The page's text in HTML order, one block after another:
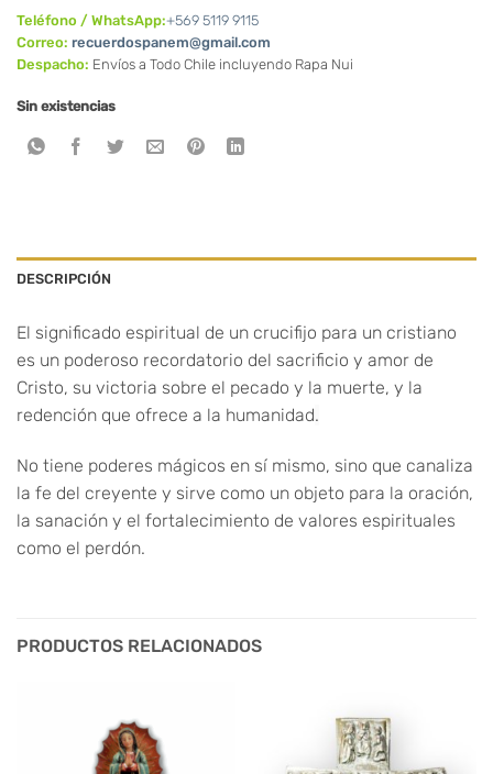
Teléfono / WhatsApp:+569 5119 9115
Correo: recuerdospanem@gmail.com
Despacho: Envíos a Todo Chile incluyendo Rapa Nui
Sin existencias
DESCRIPCIÓN
El significado espiritual de un crucifijo para un cristiano
es un poderoso recordatorio del sacrificio y amor de
Cristo, su victoria sobre el pecado y la muerte, y la
redención que ofrece a la humanidad.
No tiene poderes mágicos en sí mismo, sino que canaliza
la fe del creyente y sirve como un objeto para la oración,
la sanación y el fortalecimiento de valores espirituales
como el perdón.
PRODUCTOS RELACIONADOS